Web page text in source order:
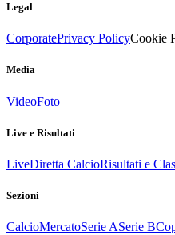
Legal
CorporatePrivacy PolicyCookie
Media
VideoFoto
Live e Risultati
LiveDiretta CalcioRisultati e
Sezioni
CalcioMercatoSerie ASerie B